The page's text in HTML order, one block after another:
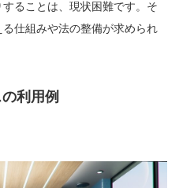
ることは、現状困難です。そ
仕組みや法の整備が求められ
利用例